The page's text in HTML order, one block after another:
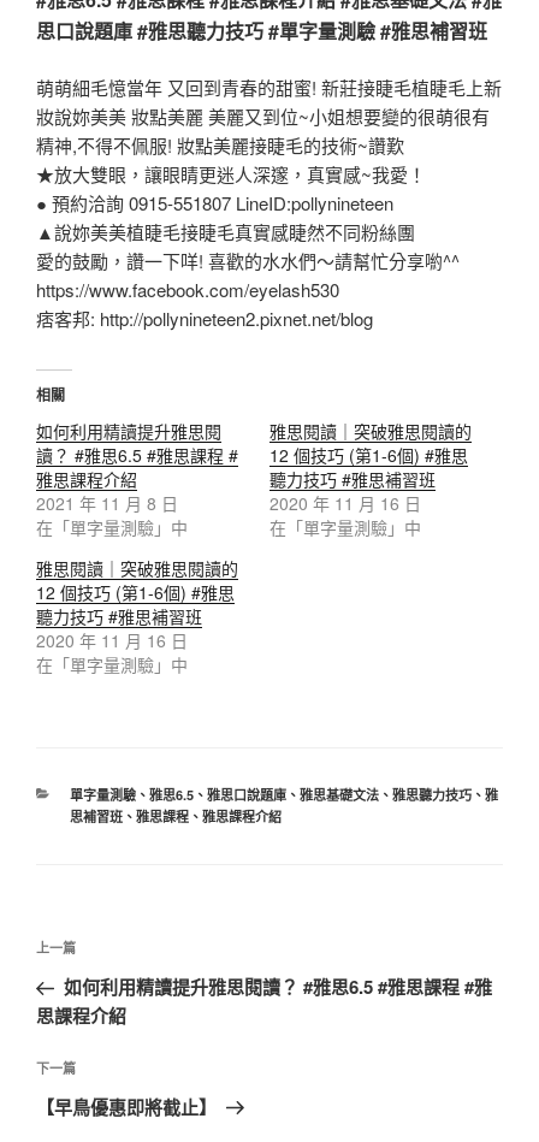
思口說題庫 #雅思聽力技巧 #單字量測驗 #雅思補習班
萌萌細毛憶當年 又回到青春的甜蜜! 新莊接睫毛植睫毛上新
妝說妳美美 妝點美麗 美麗又到位~小姐想要變的很萌很有
精神,不得不佩服! 妝點美麗接睫毛的技術~讚歎
★放大雙眼，讓眼睛更迷人深邃，真實感~我愛！
● 預約洽詢 0915-551807 LineID:pollynineteen
▲說妳美美植睫毛接睫毛真實感睫然不同粉絲團
愛的鼓勵，讚一下咩! 喜歡的水水們～請幫忙分享喲^^
https://www.facebook.com/eyelash530
痞客邦: http://pollynineteen2.pixnet.net/blog
相關
如何利用精讀提升雅思閱
讀？ #雅思6.5 #雅思課程 #
雅思課程介紹
2021 年 11 月 8 日
在「單字量測驗」中
雅思閱讀｜突破雅思閱讀的
12 個技巧 (第1-6個) #雅思
聽力技巧 #雅思補習班
2020 年 11 月 16 日
在「單字量測驗」中
雅思閱讀｜突破雅思閱讀的
12 個技巧 (第1-6個) #雅思
聽力技巧 #雅思補習班
2020 年 11 月 16 日
在「單字量測驗」中
分
類
單字量測驗、 雅思6.5、 雅思口說題庫、 雅思基礎文法、 雅思聽力技巧、 雅
思補習班、 雅思課程、 雅思課程介紹
文
導
覽
上
一
篇
章
上一篇
如何利用精讀提升雅思閱讀？ #雅思6.5 #雅思課程 #雅
思課程介紹
下
一
下一篇
【早鳥優惠即將截止】